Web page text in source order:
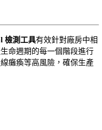
檢測工具有效針對廠房中相
命週期的每一個階段進行
癱瘓等高風險，確保生產